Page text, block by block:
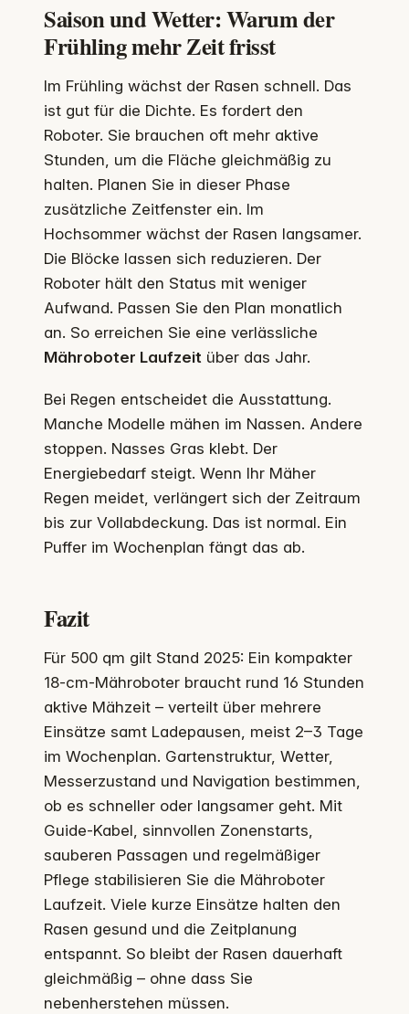
Saison und Wetter: Warum der
Frühling mehr Zeit frisst
Im Frühling wächst der Rasen schnell. Das
ist gut für die Dichte. Es fordert den
Roboter. Sie brauchen oft mehr aktive
Stunden, um die Fläche gleichmäßig zu
halten. Planen Sie in dieser Phase
zusätzliche Zeitfenster ein. Im
Hochsommer wächst der Rasen langsamer.
Die Blöcke lassen sich reduzieren. Der
Roboter hält den Status mit weniger
Aufwand. Passen Sie den Plan monatlich
an. So erreichen Sie eine verlässliche
Mähroboter Laufzeit über das Jahr.
Bei Regen entscheidet die Ausstattung.
Manche Modelle mähen im Nassen. Andere
stoppen. Nasses Gras klebt. Der
Energiebedarf steigt. Wenn Ihr Mäher
Regen meidet, verlängert sich der Zeitraum
bis zur Vollabdeckung. Das ist normal. Ein
Puffer im Wochenplan fängt das ab.
Fazit
Für 500 qm gilt Stand 2025: Ein kompakter
18-cm-Mähroboter braucht rund 16 Stunden
aktive Mähzeit – verteilt über mehrere
Einsätze samt Ladepausen, meist 2–3 Tage
im Wochenplan. Gartenstruktur, Wetter,
Messerzustand und Navigation bestimmen,
ob es schneller oder langsamer geht. Mit
Guide-Kabel, sinnvollen Zonenstarts,
sauberen Passagen und regelmäßiger
Pflege stabilisieren Sie die Mähroboter
Laufzeit. Viele kurze Einsätze halten den
Rasen gesund und die Zeitplanung
entspannt. So bleibt der Rasen dauerhaft
gleichmäßig – ohne dass Sie
nebenherstehen müssen.